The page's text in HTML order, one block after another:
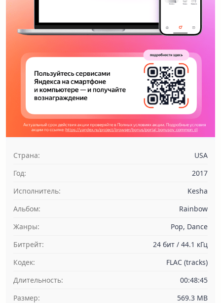
Страна:
USA
Год:
2017
Исполнитель:
Kesha
Альбом:
Rainbow
Жанры:
Pop, Dance
Битрейт:
24 бит / 44.1 кГц
Кодек:
FLAC (tracks)
Длительность:
00:48:45
Размер:
569.3 MB